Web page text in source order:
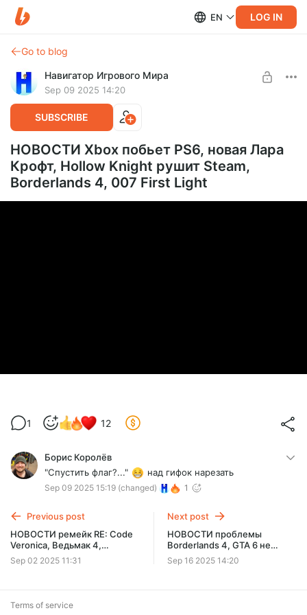
EN LOG IN
Go to blog
Навигатор Игрового Мира
Sep 09 2025 14:20
SUBSCRIBE
НОВОСТИ Xbox побьет PS6, новая Лара
Крофт, Hollow Knight рушит Steam,
Borderlands 4, 007 First Light
1 12
Борис Королёв
"Спустить флаг?..."
над гифок нарезать
Sep 09 2025 15:19 (changed) 1
Previous post
НОВОСТИ ремейк RE: Code
Veronica, Ведьмак 4,
продолжение Expedition 33,
Dawn of War 4, Days Gone 2
Sep 02 2025 11:31
Next post
НОВОСТИ проблемы
Borderlands 4, GTA 6 не
успевает, Wolfenstein 3, на
PS6 экономят, секрет
Sep 16 2025 14:20
Terms of service